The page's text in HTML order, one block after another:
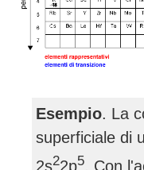
Esempio. La
superficiale di
2s22p5. Con